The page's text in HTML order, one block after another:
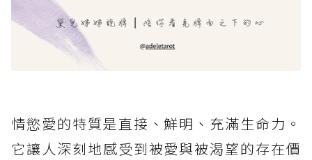
情慾愛的特質是直接、鮮明、充滿生命力。
它讓人深刻地感受到被愛與被渴望的存在價